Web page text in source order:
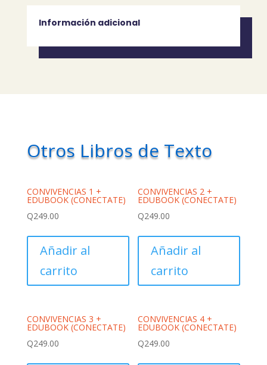
Información adicional
Otros Libros de Texto
CONVIVENCIAS 1 +
EDUBOOK (CONECTATE)
Q249.00
Añadir al
carrito
CONVIVENCIAS 2 +
EDUBOOK (CONECTATE)
Q249.00
Añadir al
carrito
CONVIVENCIAS 3 +
EDUBOOK (CONECTATE)
Q249.00
CONVIVENCIAS 4 +
EDUBOOK (CONECTATE)
Q249.00